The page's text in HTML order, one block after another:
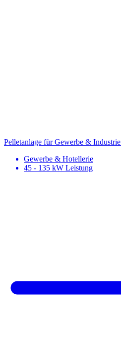
Pelletanlage für Gewerbe & Industrie
Gewerbe & Hotellerie
45 - 135 kW Leistung